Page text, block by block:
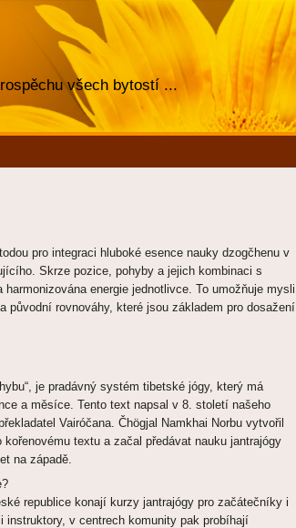
všech bytostí ...
pro integraci hluboké esence nauky dzogčhenu v
Skrze pozice, pohyby a jejich kombinaci s
harmonizována energie jednotlivce. To umožňuje mysli
původní rovnováhy, které jsou základem pro dosažení
je pradávný systém tibetské jógy, který má
a měsíce. Tento text napsal v 8. století našeho
Vairóčana. Čhögjal Namkhai Norbu vytvořil
textu a začal předávat nauku jantrajógy
na západě.
republice konají kurzy jantrajógy pro začátečníky i
instruktory, v centrech komunity pak probíhají